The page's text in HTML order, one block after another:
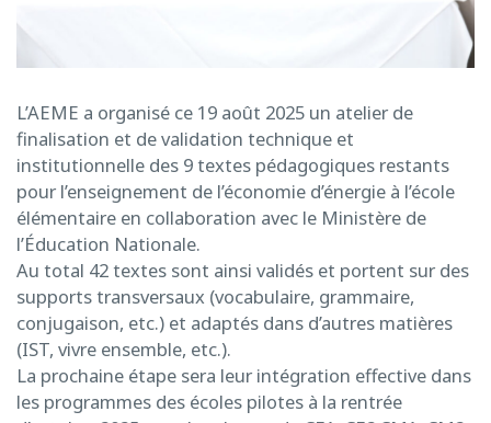
L’AEME a organisé ce 19 août 2025 un atelier de
finalisation et de validation technique et
institutionnelle des 9 textes pédagogiques restants
pour l’enseignement de l’économie d’énergie à l’école
élémentaire en collaboration avec le Ministère de
l’Éducation Nationale.
Au total 42 textes sont ainsi validés et portent sur des
supports transversaux (vocabulaire, grammaire,
conjugaison, etc.) et adaptés dans d’autres matières
(IST, vivre ensemble, etc.).
La prochaine étape sera leur intégration effective dans
les programmes des écoles pilotes à la rentrée